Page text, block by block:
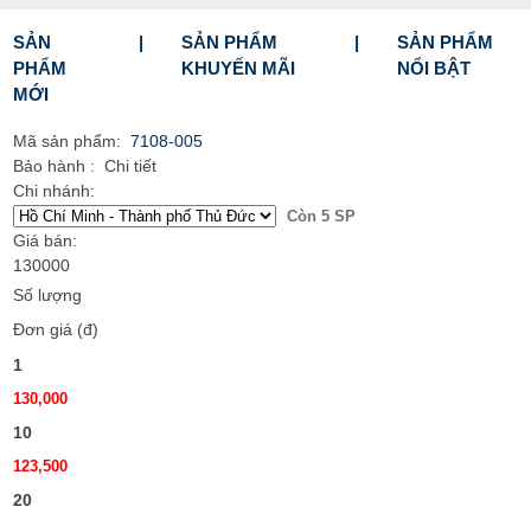
SẢN
PHẨM
MỚI
SẢN PHẨM
KHUYẾN MÃI
SẢN PHẨM
NỔI BẬT
Mã sản phẩm: 7108-005
Bảo hành : Chi tiết
Chi nhánh:
Còn 5 SP
Giá bán:
130000
Số lượng
Đơn giá (đ)
1
130,000
10
123,500
20